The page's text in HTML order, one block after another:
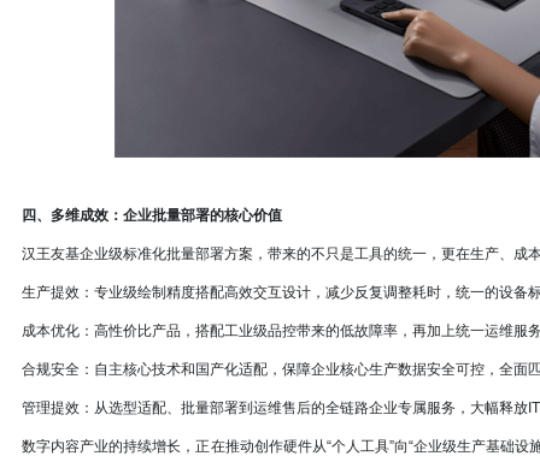
四、多维成效：企业批量部署的核心价值
汉王友基企业级标准化批量部署方案，带来的不只是工具的统一，更在生产、成
生产提效：专业级绘制精度搭配高效交互设计，减少反复调整耗时，统一的设备
成本优化：高性价比产品，搭配工业级品控带来的低故障率，再加上统一运维服
合规安全：自主核心技术和国产化适配，保障企业核心生产数据安全可控，全面
管理提效：从选型适配、批量部署到运维售后的全链路企业专属服务，大幅释放
数字内容产业的持续增长，正在推动创作硬件从“个人工具”向“企业级生产基础